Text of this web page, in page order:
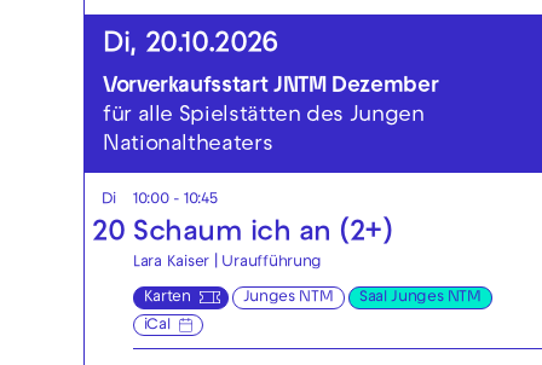
Di, 20.10.2026
Vorverkaufsstart JNTM Dezember
für alle Spielstätten des Jungen
Nationaltheaters
Di
20
10:00 - 10:45
Schaum ich an (2+)
Lara Kaiser | Uraufführung
Karten Junges NTM
Saal Junges NTM
iCal